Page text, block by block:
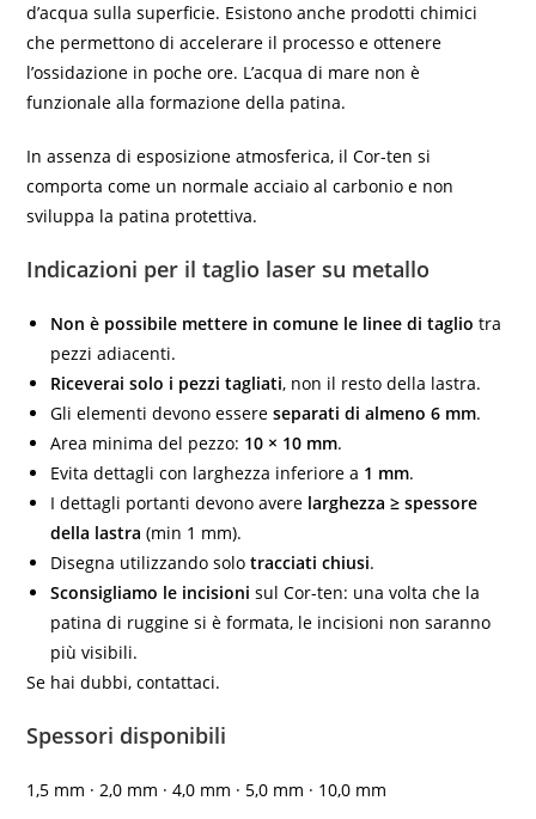
d’acqua sulla superficie. Esistono anche prodotti chimici
che permettono di accelerare il processo e ottenere
l’ossidazione in poche ore. L’acqua di mare non è
funzionale alla formazione della patina.
In assenza di esposizione atmosferica, il Cor-ten si
comporta come un normale acciaio al carbonio e non
sviluppa la patina protettiva.
Indicazioni per il taglio laser su metallo
Non è possibile mettere in comune le linee di taglio tra
pezzi adiacenti.
Riceverai solo i pezzi tagliati, non il resto della lastra.
Gli elementi devono essereseparati di almeno 6 mm.
Area minima del pezzo: 10 × 10 mm.
Evita dettagli con larghezza inferiore a 1 mm.
I dettagli portanti devono avere larghezza ≥ spessore
della lastra (min 1 mm).
Disegna utilizzando solotracciati chiusi.
Sconsigliamo le incisioni sul Cor-ten: una volta che la
patina di ruggine si è formata, le incisioni non saranno
più visibili.
Se hai dubbi,contattaci.
Spessori disponibili
1,5 mm · 2,0 mm · 4,0 mm · 5,0 mm · 10,0 mm